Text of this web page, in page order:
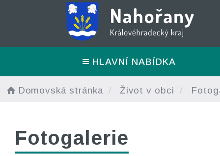
HLAVNÍ NABÍDKA
Domovská stránka Život v obci
Fotogalerie